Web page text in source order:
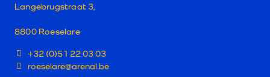
Langebrugstraat 3,
8800 Roeselare
+32 (0)51 22 03 03
roeselare@arenal.be